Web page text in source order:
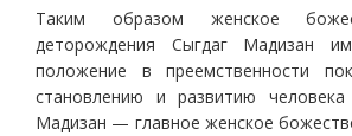
Таким образом женское
деторождения Сыгдаг Мадизан
положение в преемственности
становлению и развитию
Мадизан — главное женское